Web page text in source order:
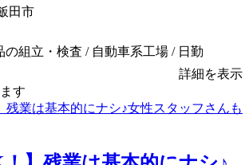
田市
の組立・検査 / 自動車系工場 / 日勤
詳細を表示
す